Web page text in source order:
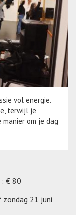
vol energie.
terwijl je
om je dag
: € 80
zondag 21 juni